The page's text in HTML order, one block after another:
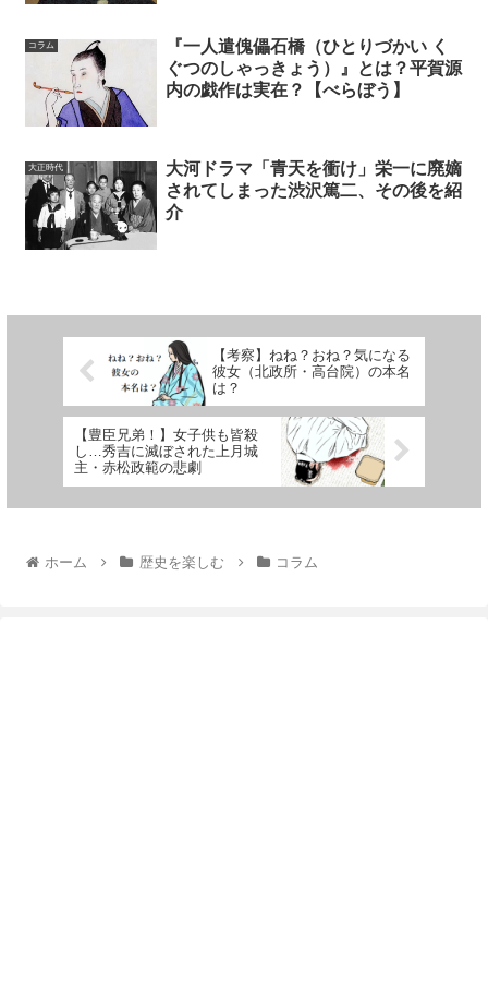
コラム
『一人遣傀儡石橋（ひとりづかい く
ぐつのしゃっきょう）』とは？平賀源
内の戯作は実在？【べらぼう】
大正時代
大河ドラマ「青天を衝け」栄一に廃嫡
されてしまった渋沢篤二、その後を紹
介
【考察】ねね？おね？気になる
彼女（北政所・高台院）の本名
は？
【豊臣兄弟！】女子供も皆殺
し…秀吉に滅ぼされた上月城
主・赤松政範の悲劇
ホーム 歴史を楽しむ コラム